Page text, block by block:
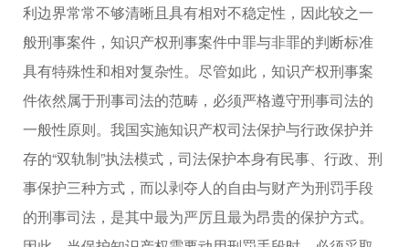
利边界常常不够清晰且具有相对不稳定性，因此较之一
般刑事案件，知识产权刑事案件中罪与非罪的判断标准
具有特殊性和相对复杂性。尽管如此，知识产权刑事案
件依然属于刑事司法的范畴，必须严格遵守刑事司法的
一般性原则。我国实施知识产权司法保护与行政保护并
存的“双轨制”执法模式，司法保护本身有民事、行政、刑
事保护三种方式，而以剥夺人的自由与财产为刑罚手段
的刑事司法，是其中最为严厉且最为昂贵的保护方式。